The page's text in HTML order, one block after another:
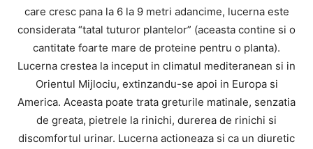
care cresc pana la 6 la 9 metri adancime, lucerna este
considerata “tatal tuturor plantelor” (aceasta contine si o
cantitate foarte mare de proteine pentru o planta).
Lucerna crestea la inceput in climatul mediteranean si in
Orientul Mijlociu, extinzandu-se apoi in Europa si
America. Aceasta poate trata greturile matinale, senzatia
de greata, pietrele la rinichi, durerea de rinichi si
discomfortul urinar. Lucerna actioneaza si ca un diuretic